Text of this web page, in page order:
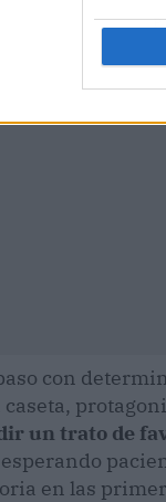
con
un trato de
esperando
en las